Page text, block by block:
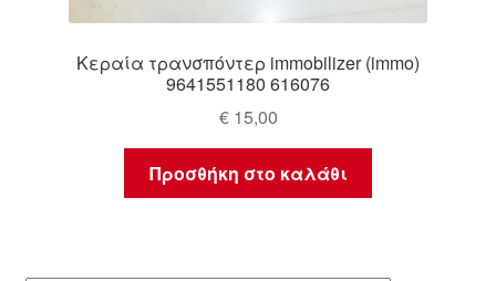
Κεραία τρανσπόντερ immobilizer (immo)
9641551180 616076
€15,00
Προσθήκη στο καλάθι